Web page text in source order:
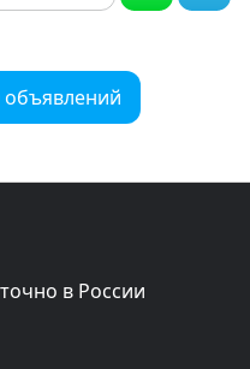
в России